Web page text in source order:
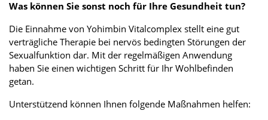
Was können Sie sonst noch für Ihre Gesundheit tun?
Die Einnahme von Yohimbin Vitalcomplex stellt eine gut
verträgliche Therapie bei nervös bedingten Störungen der
Sexualfunktion dar. Mit der regelmäßigen Anwendung
haben Sie einen wichtigen Schritt für Ihr Wohlbefinden
getan.
Unterstützend können Ihnen folgende Maßnahmen helfen: